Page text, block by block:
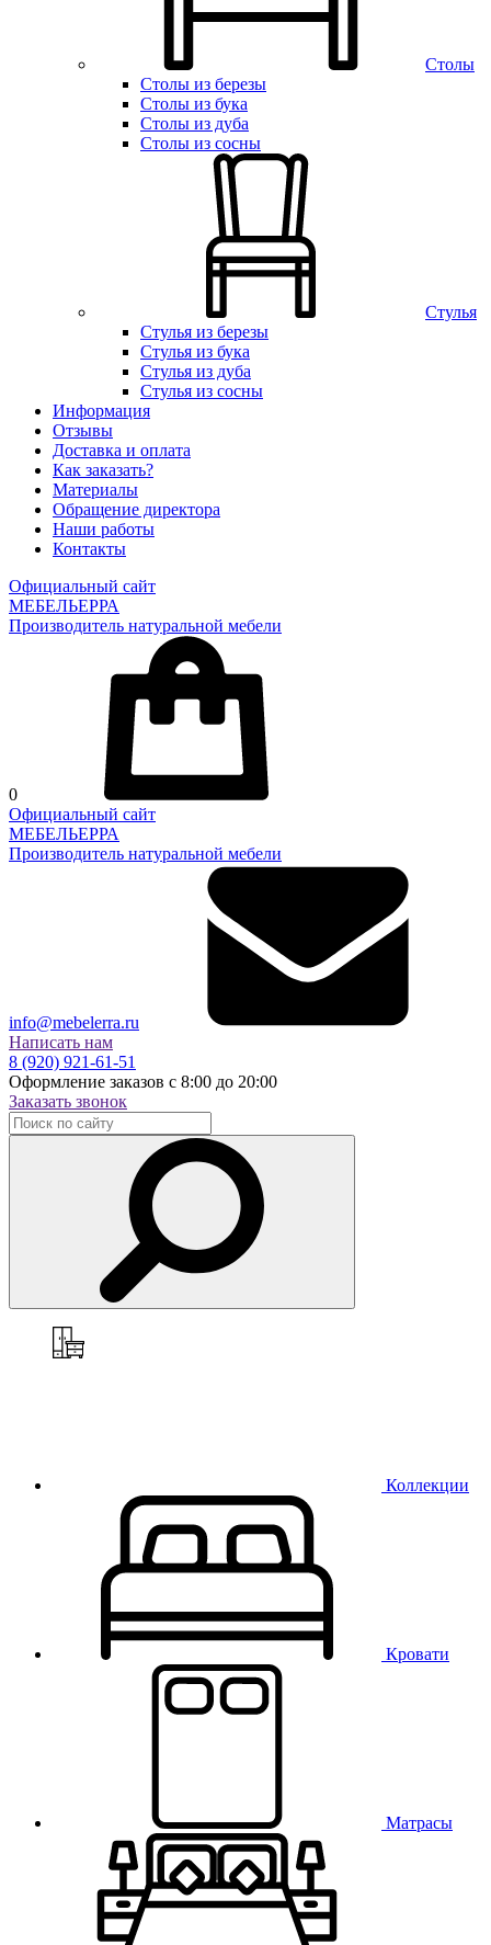
Столы
Столы из березы
Столы из бука
Столы из дуба
Столы из сосны
Стулья
Стулья из березы
Стулья из бука
Стулья из дуба
Стулья из сосны
Информация
Отзывы
Доставка и оплата
Как заказать?
Материалы
Обращение директора
Наши работы
Контакты
Официальный сайт
МЕБЕЛЬЕРРА
Производитель натуральной мебели
0
Официальный сайт
МЕБЕЛЬЕРРА
Производитель натуральной мебели
info@mebelerra.ru
Написать нам
8 (920) 921-61-51
Оформление заказов с 8:00 до 20:00
Заказать звонок
Коллекции
Кровати
Матрасы